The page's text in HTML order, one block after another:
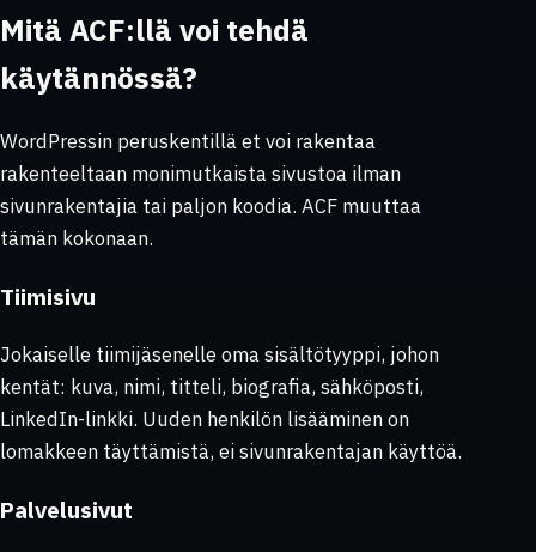
Mitä ACF:llä voi tehdä
käytännössä?
WordPressin peruskentillä et voi rakentaa
rakenteeltaan monimutkaista sivustoa ilman
sivunrakentajia tai paljon koodia. ACF muuttaa
tämän kokonaan.
Tiimisivu
Jokaiselle tiimijäsenelle oma sisältötyyppi, johon
kentät: kuva, nimi, titteli, biografia, sähköposti,
LinkedIn-linkki. Uuden henkilön lisääminen on
lomakkeen täyttämistä, ei sivunrakentajan käyttöä.
Palvelusivut